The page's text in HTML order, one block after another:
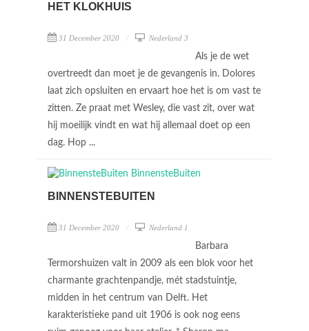
HET KLOKHUIS
31 December 2020 Nederland 3
Als je de wet
overtreedt dan moet je de gevangenis in. Dolores
laat zich opsluiten en ervaart hoe het is om vast te
zitten. Ze praat met Wesley, die vast zit, over wat
hij moeilijk vindt en wat hij allemaal doet op een
dag. Hop ...
BINNENSTEBUITEN
31 December 2020 Nederland 1
Barbara
Termorshuizen valt in 2009 als een blok voor het
charmante grachtenpandje, mét stadstuintje,
midden in het centrum van Delft. Het
karakteristieke pand uit 1906 is ook nog eens